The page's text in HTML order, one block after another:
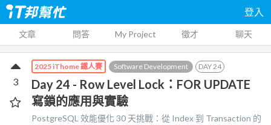
登入
文章 問答 My Project 徵才 聊天
2025 iThome 鐵人賽 Software Development DAY24
Day 24 - Row Level Lock：FOR UPDATE
寫鎖的應用與實驗
PostgreSQL 效能優化 30 天挑戰：從 Index 到 Transaction 的
3